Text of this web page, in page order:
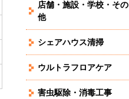
店舗・施設・学校・その
他
シェアハウス清掃
ウルトラフロアケア
害虫駆除・消毒工事